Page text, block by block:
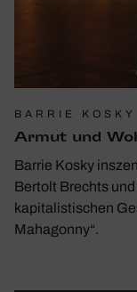
BARRIE KOSKY
Armut und
Barrie Kosky
Bertolt Brechts
kapitalistischen
Mahagonny“.